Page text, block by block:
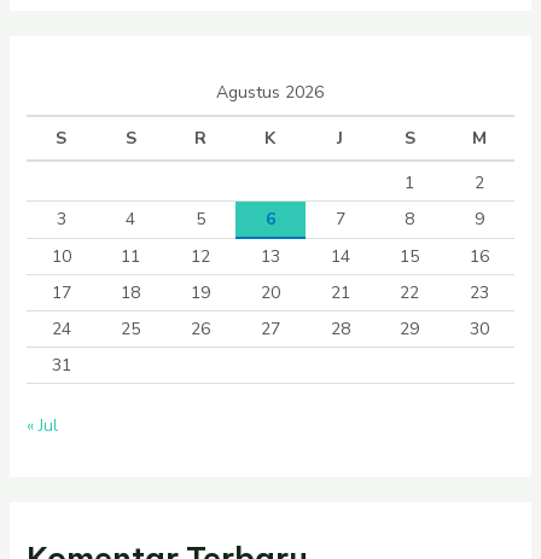
Agustus 2026
S
S R K J S
M
1
2
3
4 5 6 7 8
9
10
11 12 13 14 15
16
17
18 19 20 21 22
23
24
25 26 27 28 29
30
31
« Jul